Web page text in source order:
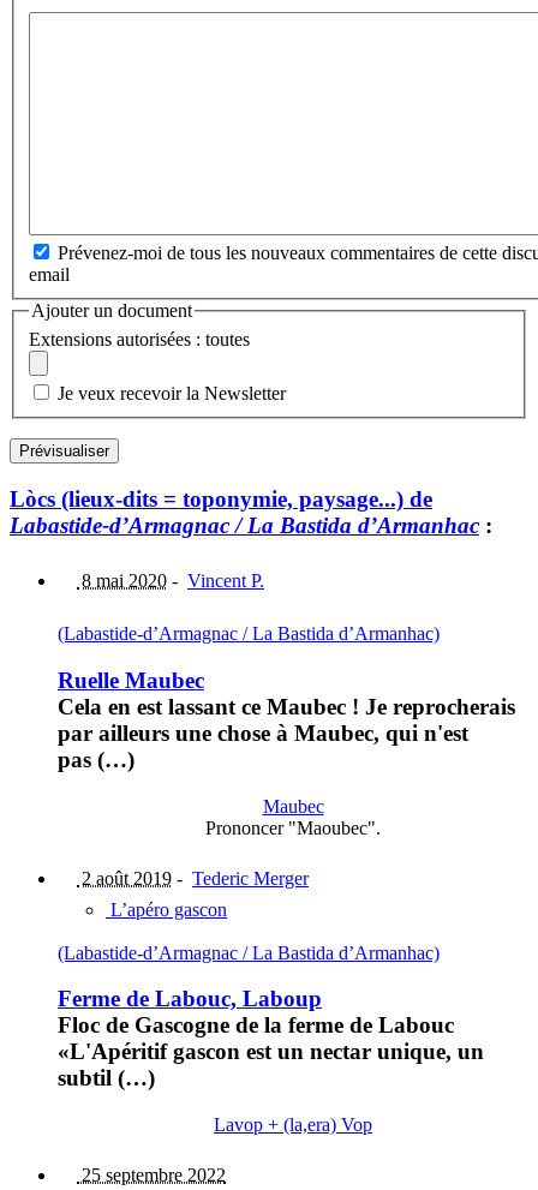
Prévenez-moi de tous les nouveaux commentaires de cette
email
Ajouter un document
Extensions autorisées : toutes
Je veux recevoir la Newsletter
Lòcs (lieux-dits = toponymie, paysage...) de
Labastide-d’Armagnac / La Bastida d’Armanhac :
8 mai 2020 - Vincent P.
(Labastide-d’Armagnac / La Bastida d’Armanhac)
Ruelle Maubec
Cela en est lassant ce Maubec ! Je reprocherais
par ailleurs une chose à Maubec, qui n'est
pas (…)
Maubec
Prononcer "Maoubec".
2 août 2019 - Tederic Merger
L’apéro gascon
(Labastide-d’Armagnac / La Bastida d’Armanhac)
Ferme de Labouc, Laboup
Floc de Gascogne de la ferme de Labouc
«L'Apéritif gascon est un nectar unique, un
subtil (…)
Lavop + (la,era) Vop
25 septembre 2022